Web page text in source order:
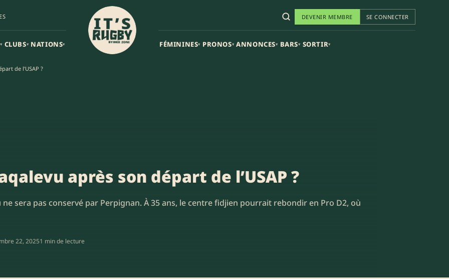
▾ CLUBS▾ NATIONS▾
DEVENIR MEMBRE SE CONNECTER
FÉMININES▾ PRONOS▾ ANNONCES▾ BARS▾ SORTIR▾
de l’USAP ?
après son départ de l’USAP ?
sera pas conservé par Perpignan. À 35 ans, le centre fidjien pourrait rebondir en Pro D2, où
22, 20251 min de lecture